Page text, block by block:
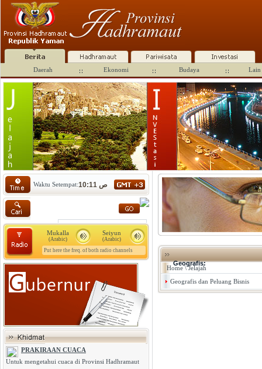
Daerah Ekonomi Budaya Lain
Waktu Setempat: 10:11 ص
Seiyun
(Arabic)
Mukalla
(Arabic)
Put here the freq. of both radio channels
PRAKIRAAN CUACA
Untuk mengetahui cuaca di Provinsi Hadhramaut
Geografis:
Home\Jelajah
Geografis dan Peluang Bisnis